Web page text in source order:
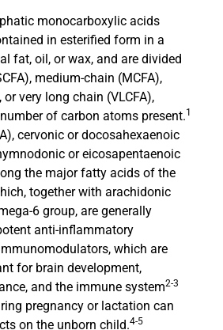
monocarboxylic acids
in esterified form in a
fat, oil, or wax, and are divided
medium-chain (MCFA),
or very long chain (VLCFA),
of carbon atoms present.1
cervonic or docosahexaenoic
or eicosapentaenoic
the major fatty acids of the
together with arachidonic
6 group, are generally
anti-inflammatory
which are
for brain development,
and the immune system2-3
pregnancy or lactation can
on the unborn child.4-5